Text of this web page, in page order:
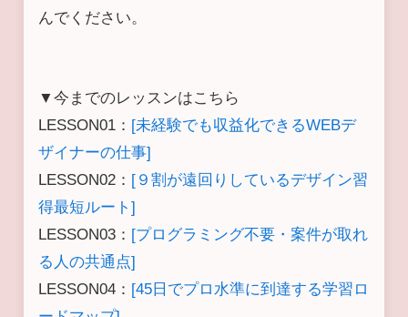
んでください。
▼今までのレッスンはこちら
LESSON01： [未経験でも収益化できるWEBデ
ザイナーの仕事]
LESSON02： [９割が遠回りしているデザイン習
得最短ルート]
LESSON03： [プログラミング不要・案件が取れ
る人の共通点]
LESSON04： [45日でプロ水準に到達する学習ロ